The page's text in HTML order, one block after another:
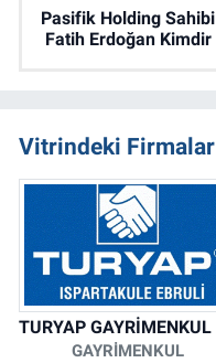
Pasifik Holding Sahibi
Fatih Erdoğan Kimdir
Vitrindeki Firmalar
GAYRIMENKUL